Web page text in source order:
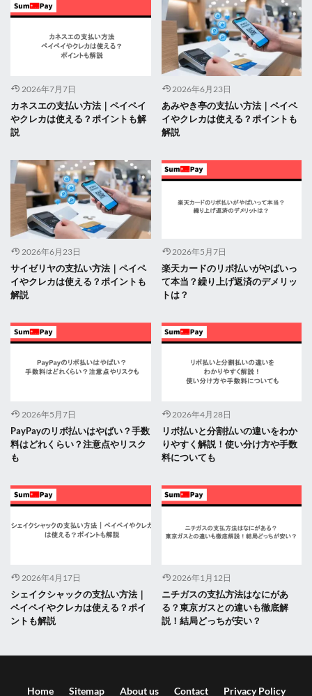
2026年7月7日
カネスエの支払い方法｜ペイペイ
やクレカは使える？ポイントも解
説
2026年6月23日
あみやき亭の支払い方法｜ペイペ
イやクレカは使える？ポイントも
解説
2026年6月23日
サイゼリヤの支払い方法｜ペイペ
イやクレカは使える？ポイントも
解説
2026年5月7日
楽天カードのリボ払いがやばいっ
て本当？繰り上げ返済のデメリッ
トは？
2026年5月7日
PayPayのリボ払いはやばい？手数
料はどれくらい？注意点やリスク
も
2026年4月28日
リボ払いと分割払いの違いをわか
りやすく解説！使い分け方や手数
料についても
2026年4月17日
シェイクシャックの支払い方法｜
ペイペイやクレカは使える？ポイ
ントも解説
2026年1月12日
ニチガスの支払方法はなにがあ
る？東京ガスとの違いも徹底解
説！結局どっちが安い？
Home Sitemap About us Contact Privacy Policy